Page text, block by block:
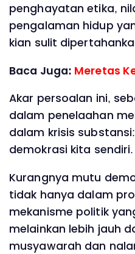
penghayatan etika,
pengalaman hidup
kian sulit
Baca Juga: Meretas
Akar persoalan ini,
dalam penelaahan
dalam krisis
demokrasi kita sendiri.
Kurangnya mutu
tidak hanya dalam
mekanisme politik
melainkan lebih jauh
musyawarah dan